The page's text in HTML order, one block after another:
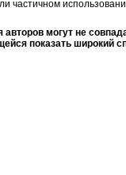
частичном
авторов могут не
показать широкий